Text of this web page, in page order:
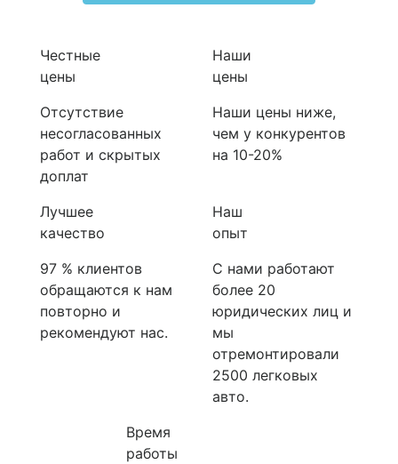
Честные
цены
Отсутствие
несогласованных
работ и скрытых
доплат
Наши
цены
Наши цены ниже,
чем у конкурентов
на 10-20%
Лучшее
качество
97 % клиентов
обращаются к нам
повторно и
рекомендуют нас.
Наш
опыт
С нами работают
более 20
юридических лиц и
мы
отремонтировали
2500 легковых
авто.
Время
работы